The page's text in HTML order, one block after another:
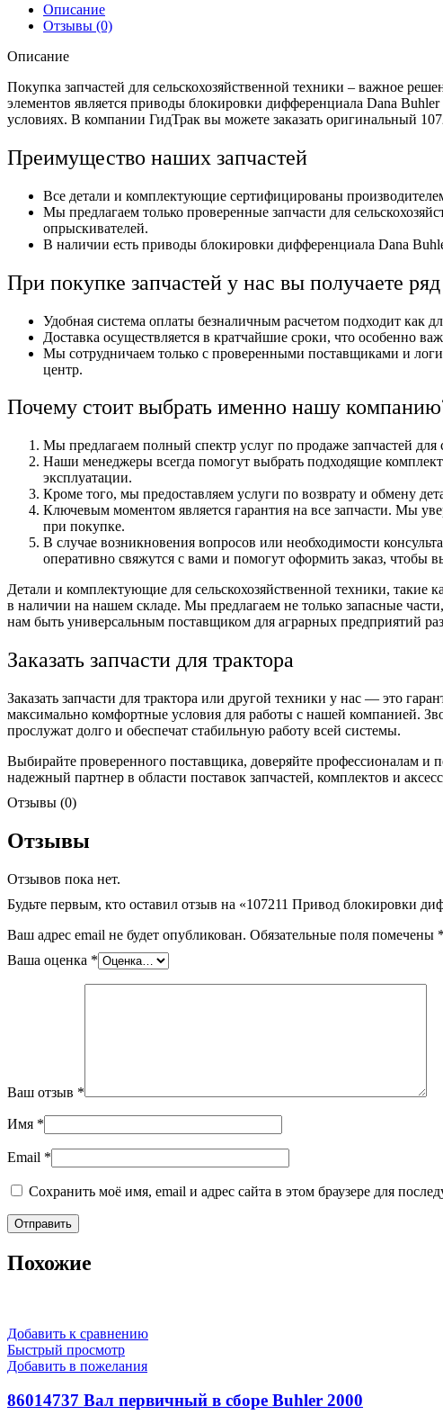
Описание
Отзывы (0)
Описание
Покупка запчастей для сельскохозяйственной техники – важное
элементов является приводы блокировки дифференциала Dana
условиях. В компании ГидТрак вы можете заказать оригинальный
Преимущество наших запчастей
Все детали и комплектующие сертифицированы
Мы предлагаем только проверенные запчасти для
опрыскивателей.
В наличии есть приводы блокировки дифференциала Dana
При покупке запчастей у нас вы получаете
Удобная система оплаты безналичным расчетом подходит как
Доставка осуществляется в кратчайшие сроки, что особенно
Мы сотрудничаем только с проверенными поставщиками и
центр.
Почему стоит выбрать именно нашу
Мы предлагаем полный спектр услуг по продаже запчастей
Наши менеджеры всегда помогут выбрать подходящие
эксплуатации.
Кроме того, мы предоставляем услуги по возврату и обмену
Ключевым моментом является гарантия на все запчасти. Мы
при покупке.
В случае возникновения вопросов или необходимости
оперативно свяжутся с вами и помогут оформить заказ, чтобы
Детали и комплектующие для сельскохозяйственной техники, такие
в наличии на нашем складе. Мы предлагаем не только запасные
нам быть универсальным поставщиком для аграрных предприятий
Заказать запчасти для трактора
Заказать запчасти для трактора или другой техники у нас — это
максимально комфортные условия для работы с нашей компанией.
прослужат долго и обеспечат стабильную работу всей системы.
Выбирайте проверенного поставщика, доверяйте профессионалам и
надежный партнер в области поставок запчастей, комплектов и
Отзывы (0)
Отзывы
Отзывов пока нет.
Будьте первым, кто оставил отзыв на «107211 Привод блокировки
Ваш адрес email не будет опубликован. Обязательные поля помечены *
Ваша оценка *
Ваш отзыв *
Имя *
Email *
Сохранить моё имя, email и адрес сайта в этом браузере для
Похожие
Добавить к сравнению
Быстрый просмотр
Добавить в пожелания
86014737 Вал первичный в сборе Buhler 2000